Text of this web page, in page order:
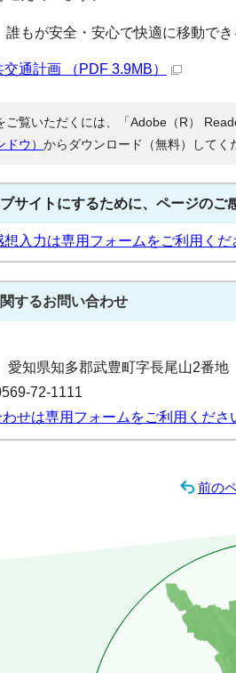
誰もが安全・安心で快適に移動で
通計画 （PDF 3.9MB）
ご覧いただくには、「Adobe（R）
ドウ） からダウンロード（無料）してく
サイトにするために、ページのご
入力は専用フォームをご利用くだ
するお問い合わせ
知県知多郡武豊町字長尾山2番地
72-1111
せは専用フォームをご利用くださ
前の